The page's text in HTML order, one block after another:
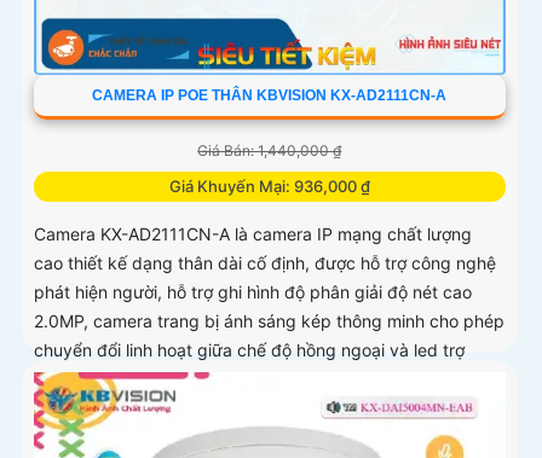
CAMERA IP POE THÂN KBVISION KX-AD2111CN-A
Giá Bán: 1,440,000 ₫
Giá Khuyến Mại: 936,000 ₫
Camera KX-AD2111CN-A là camera IP mạng chất lượng
cao thiết kế dạng thân dài cố định, được hỗ trợ công nghệ
phát hiện người, hỗ trợ ghi hình độ phân giải độ nét cao
2.0MP, camera trang bị ánh sáng kép thông minh cho phép
chuyển đổi linh hoạt giữa chế độ hồng ngoại và led trợ
sáng ban đêm, giúp giám sát bảo vệ an ninh ban đêm một
cách linh hoạt